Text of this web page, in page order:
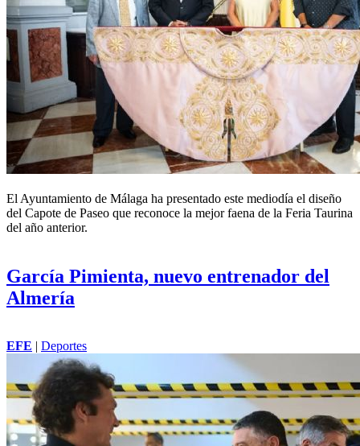
El Ayuntamiento de Málaga ha presentado este mediodía el diseño
del Capote de Paseo que reconoce la mejor faena de la Feria Taurina
del año anterior.
García Pimienta, nuevo entrenador del
Almería
EFE Deportes